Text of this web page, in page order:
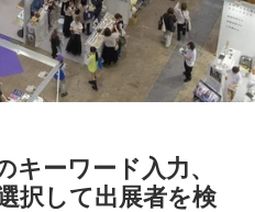
キーワード入力、
択して出展者を検